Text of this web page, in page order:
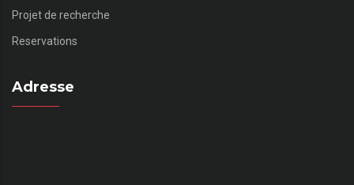
Projet de recherche
Reservations
Adresse